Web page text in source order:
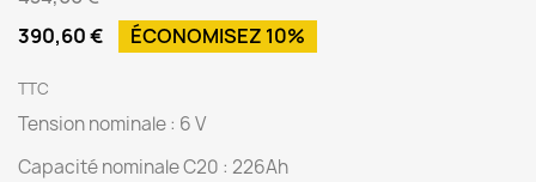
390,60 €
ÉCONOMISEZ 10%
TTC
Tension nominale : 6 V
Capacité nominale C20 : 226Ah